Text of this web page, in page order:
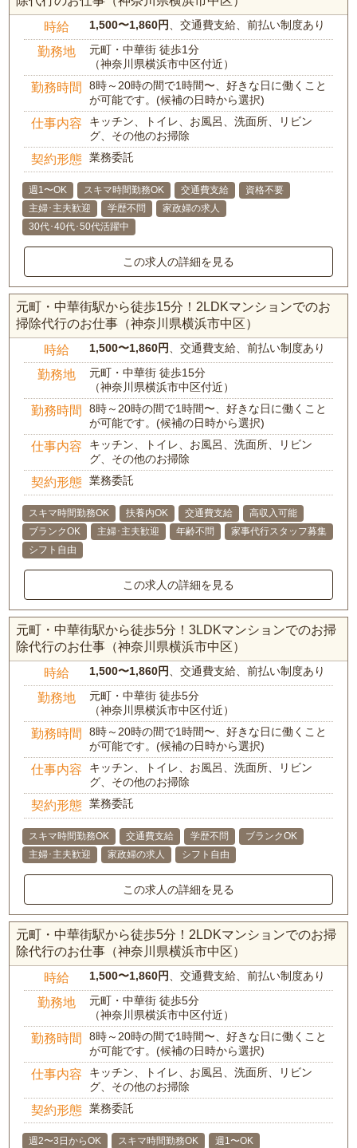
時給 1,500〜1,860円、交通費支給、前払い制度あり
勤務地
元町・中華街 徒歩1分
（神奈川県横浜市中区付近）
勤務時間
8時～20時の間で1時間〜、好きな日に働くこと
が可能です。(候補の日時から選択)
仕事内容
キッチン、トイレ、お風呂、洗面所、リビン
グ、その他のお掃除
契約形態 業務委託
週1〜OK スキマ時間勤務OK 交通費支給
資格不要
主婦･主夫歓迎
学歴不問
家政婦の求人
30代･40代･50代活躍中
この求人の詳細を見る
元町・中華街駅から徒歩15分！2LDKマンションでのお
掃除代行のお仕事（神奈川県横浜市中区）
時給 1,500〜1,860円、交通費支給、前払い制度あり
勤務地
元町・中華街 徒歩15分
（神奈川県横浜市中区付近）
勤務時間
8時～20時の間で1時間〜、好きな日に働くこと
が可能です。(候補の日時から選択)
仕事内容
キッチン、トイレ、お風呂、洗面所、リビン
グ、その他のお掃除
契約形態 業務委託
スキマ時間勤務OK 扶養内OK 交通費支給
高収入可能
ブランクOK
主婦･主夫歓迎 年齢不問
家事代行スタッフ募集
シフト自由
この求人の詳細を見る
元町・中華街駅から徒歩5分！3LDKマンションでのお掃
除代行のお仕事（神奈川県横浜市中区）
時給 1,500〜1,860円、交通費支給、前払い制度あり
勤務地
元町・中華街 徒歩5分
（神奈川県横浜市中区付近）
勤務時間
8時～20時の間で1時間〜、好きな日に働くこと
が可能です。(候補の日時から選択)
仕事内容
キッチン、トイレ、お風呂、洗面所、リビン
グ、その他のお掃除
契約形態 業務委託
スキマ時間勤務OK 交通費支給 学歴不問
ブランクOK
主婦･主夫歓迎
家政婦の求人 シフト自由
この求人の詳細を見る
元町・中華街駅から徒歩5分！2LDKマンションでのお掃
除代行のお仕事（神奈川県横浜市中区）
時給 1,500〜1,860円、交通費支給、前払い制度あり
勤務地
元町・中華街 徒歩5分
（神奈川県横浜市中区付近）
勤務時間
8時～20時の間で1時間〜、好きな日に働くこと
が可能です。(候補の日時から選択)
仕事内容
キッチン、トイレ、お風呂、洗面所、リビン
グ、その他のお掃除
契約形態 業務委託
週2〜3日からOK スキマ時間勤務OK
週1〜OK